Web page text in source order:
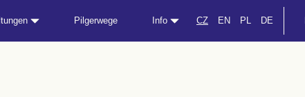
Pilgerwege Info CZ EN PL DE